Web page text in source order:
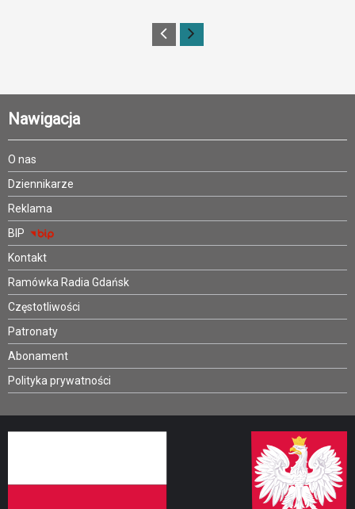
Nawigacja
O nas
Dziennikarze
Reklama
BIP
Kontakt
Ramówka Radia Gdańsk
Częstotliwości
Patronaty
Abonament
Polityka prywatności